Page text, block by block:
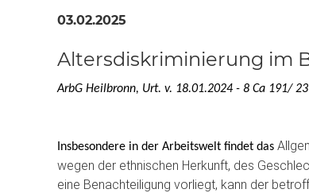
03.02.2025
Altersdiskriminierung im
ArbG Heilbronn, Urt. v. 18.01.2024 - 8 Ca 191/ 23
Insbesondere in der Arbeitswelt findet das
wegen der ethnischen Herkunft, des
eine Benachteiligung vorliegt, kann der